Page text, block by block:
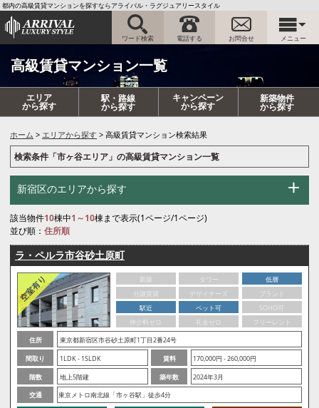
都内の高級賃貸マンションを探すならアライバル・ラグジュアリースタイル
ワード検索 電話する お問合せ メニュー
高級賃貸マンション一覧
エリア
から探す
駅・路線
から探す
キャンペーン
から探す
新築物件
から探す
ホーム エリアから探す 高級賃貸マンション検索結果
検索条件「市ヶ谷エリア」の高級賃貸マンション一覧
新宿区のエリアから探す
該当物件10棟中1～10棟まで表示(1ページ/1ページ)
並び順： 住所順
ラ・ペルラ市谷砂土原町
新築 タワー
低層
分譲賃貸
デザイナーズ
ブランド
駅近
ペット可
SOHO可
仲介料ゼロ
礼金ゼロ
フリーレント
住所
東京都新宿区市谷砂土原町1丁目2番24号
間取り
1LDK - 1SLDK 賃料
170,000円 - 260,000円
階数
地上5階建 築年数
2024年3月
交通
東京メトロ南北線「市ヶ谷駅」徒歩4分